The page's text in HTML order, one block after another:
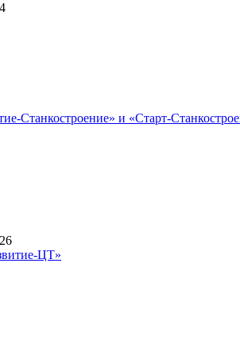
Станкостроение» и «Старт-
ЦТ»